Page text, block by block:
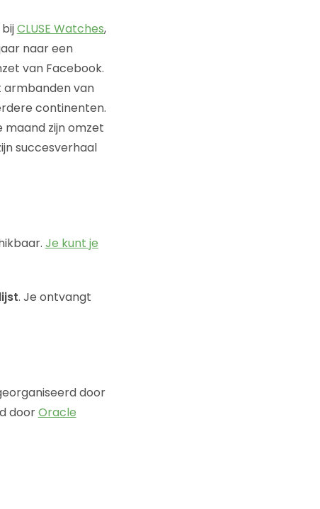
CLUSE Watches,
naar een
van Facebook.
armbanden van
continenten.
zijn omzet
succesverhaal
Je kunt je
. Je ontvangt
door
doorOracle